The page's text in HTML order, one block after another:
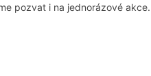
pozvat i na jednorázové akce.